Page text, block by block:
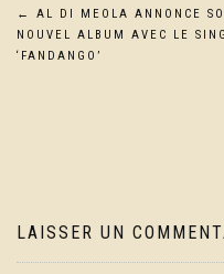
Navigation
de
←
AL DI MEOLA ANNONCE
NOUVEL ALBUM AVEC LE
‘FANDANGO’
LAISSER UN